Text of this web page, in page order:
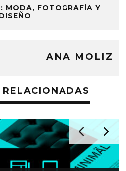
MODA, FOTOGRAFÍA Y
DISEÑO
ANA MOLIZ